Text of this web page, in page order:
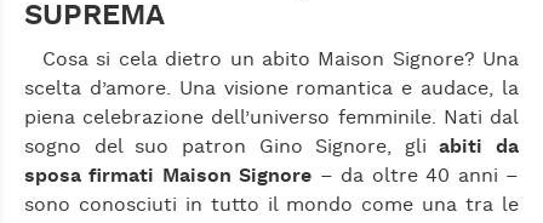
SUPREMA
Cosa si cela dietro un abito Maison Signore? Una
scelta d’amore. Una visione romantica e audace, la
piena celebrazione dell’universo femminile. Nati dal
sogno del suo patron Gino Signore, gliabiti da
sposa firmati Maison Signore – da oltre 40 anni –
sono conosciuti in tutto il mondo come una tra le